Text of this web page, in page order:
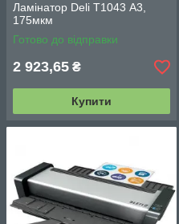
Ламінатор Deli T1043 А3,
175мкм
Готово до відправки
2 923,65 ₴
Купити